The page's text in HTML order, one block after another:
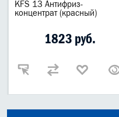
KFS 13 Антифриз-
концентрат (красный)
1823 руб.